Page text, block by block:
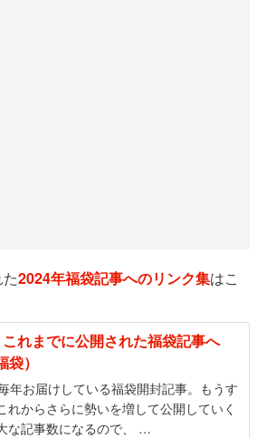
2024年福袋記事へのリンク集はこ
これまでに公開された福袋記事へ
）
年お届けしている福袋開封記事。もうす
れからさらに勢いを増して公開していく
な記事数になるので、 …